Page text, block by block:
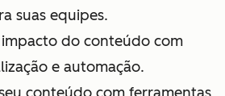
suas equipes.
impacto do conteúdo com
e automação.